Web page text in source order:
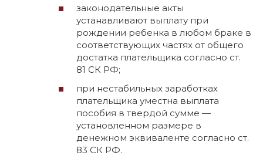
законодательные акты
устанавливают выплату при
рождении ребенка в любом браке в
соответствующих частях от общего
достатка плательщика согласно ст.
81 СК РФ;
при нестабильных заработках
плательщика уместна выплата
пособия в твердой сумме —
установленном размере в
денежном эквиваленте согласно ст.
83 СК РФ.